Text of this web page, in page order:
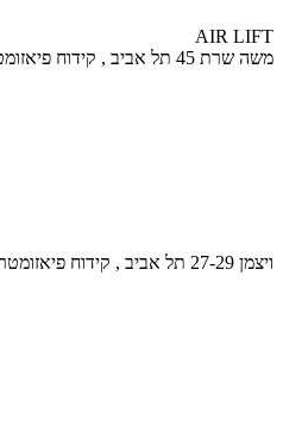
AIR LIFT
משה שרת 45 תל אביב , קידוח פיאזומטר לעומק 19 מטר
ויצמן 27-29 תל אביב , קידוח פיאזומטר לעומק 21 מטר